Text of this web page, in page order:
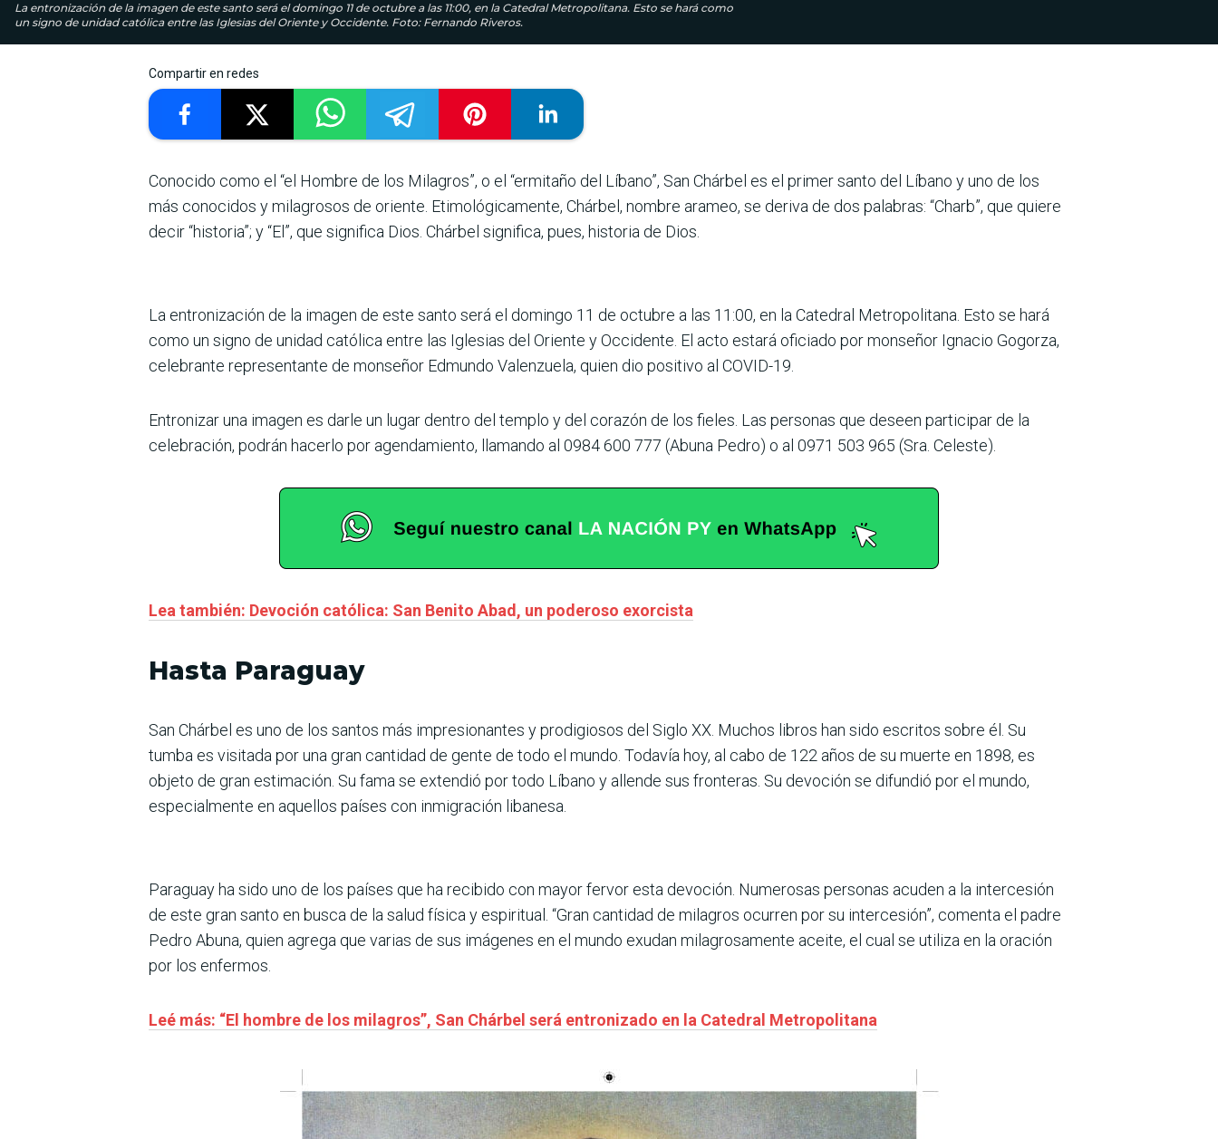
La entronización de la imagen de este santo será el domingo 11 de octubre a las 11:00, en la Catedral Metropolitana. Esto se hará como
un signo de unidad católica entre las Iglesias del Oriente y Occidente. Foto: Fernando Riveros.
Compartir en redes
Conocido como el “el Hombre de los Milagros”, o el “ermitaño del Líbano”, San Chárbel es el primer santo del Líbano y uno de los
más conocidos y milagrosos de oriente. Etimológicamente, Chárbel, nombre arameo, se deriva de dos palabras: “Charb”, que quiere
decir “historia”; y “El”, que significa Dios. Chárbel significa, pues, historia de Dios.
La entronización de la imagen de este santo será el domingo 11 de octubre a las 11:00, en la Catedral Metropolitana. Esto se hará
como un signo de unidad católica entre las Iglesias del Oriente y Occidente. El acto estará oficiado por monseñor Ignacio Gogorza,
celebrante representante de monseñor Edmundo Valenzuela, quien dio positivo al COVID-19.
Entronizar una imagen es darle un lugar dentro del templo y del corazón de los fieles. Las personas que deseen participar de la
celebración, podrán hacerlo por agendamiento, llamando al 0984 600 777 (Abuna Pedro) o al 0971 503 965 (Sra. Celeste).
Lea también: Devoción católica: San Benito Abad, un poderoso exorcista
Hasta Paraguay
San Chárbel es uno de los santos más impresionantes y prodigiosos del Siglo XX. Muchos libros han sido escritos sobre él. Su
tumba es visitada por una gran cantidad de gente de todo el mundo. Todavía hoy, al cabo de 122 años de su muerte en 1898, es
objeto de gran estimación. Su fama se extendió por todo Líbano y allende sus fronteras. Su devoción se difundió por el mundo,
especialmente en aquellos países con inmigración libanesa.
Paraguay ha sido uno de los países que ha recibido con mayor fervor esta devoción. Numerosas personas acuden a la intercesión
de este gran santo en busca de la salud física y espiritual. “Gran cantidad de milagros ocurren por su intercesión”, comenta el padre
Pedro Abuna, quien agrega que varias de sus imágenes en el mundo exudan milagrosamente aceite, el cual se utiliza en la oración
por los enfermos.
Leé más: “El hombre de los milagros”, San Chárbel será entronizado en la Catedral Metropolitana